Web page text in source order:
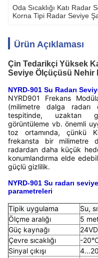
Oda Sıcaklığı Katı Radar
Korna Tipi Radar Seviye
Ürün Açıklaması
Çin Tedarikçi Yüksek
Seviye Ölçüçüsü Nehir
NYRD-901 Su Radarı
NYRD901 Frekans
(milimetre dalga
tespitinde, uzaktan
görüntüleme vb. önemli
toz ortamında, çünkü
frekansta bir milimetre
radardan daha küçük
konumlandırma elde
güçlü gizlilik.
NYRD-901 Su radarı
parametreleri
Tipik uygulama
Su,
Ölçme aralığı
5
Güç kaynağı
Çevre sıcaklığı
-
Sinyal çıkışı